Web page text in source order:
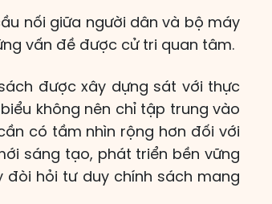
nối giữa người dân và bộ máy
vấn đề được cử tri quan tâm.
được xây dựng sát với thực
không nên chỉ tập trung vào
có tầm nhìn rộng hơn đối với
sáng tạo, phát triển bền vững
đòi hỏi tư duy chính sách mang